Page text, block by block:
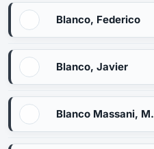
Blanco, Federico
Blanco, Javier
Blanco Massani, M.